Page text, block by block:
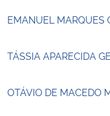
EMANUEL MARQUES
TÁSSIA APARECIDA
OTÁVIO DE MACEDO